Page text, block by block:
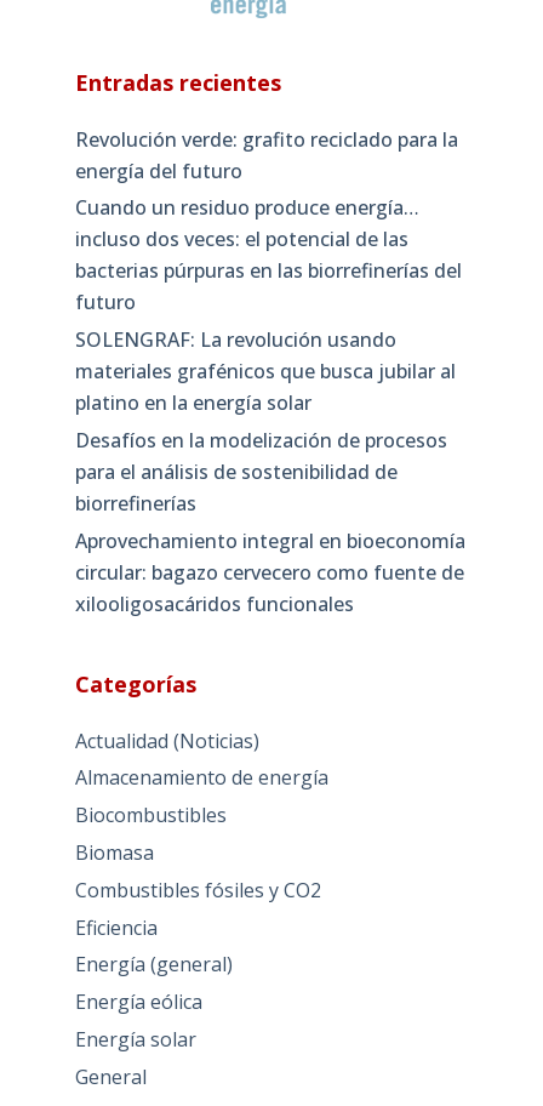
Entradas recientes
Revolución verde: grafito reciclado para la
energía del futuro
Cuando un residuo produce energía…
incluso dos veces: el potencial de las
bacterias púrpuras en las biorrefinerías del
futuro
SOLENGRAF: La revolución usando
materiales grafénicos que busca jubilar al
platino en la energía solar
Desafíos en la modelización de procesos
para el análisis de sostenibilidad de
biorrefinerías
Aprovechamiento integral en bioeconomía
circular: bagazo cervecero como fuente de
xilooligosacáridos funcionales
Categorías
Actualidad (Noticias)
Almacenamiento de energía
Biocombustibles
Biomasa
Combustibles fósiles y CO2
Eficiencia
Energía (general)
Energía eólica
Energía solar
General